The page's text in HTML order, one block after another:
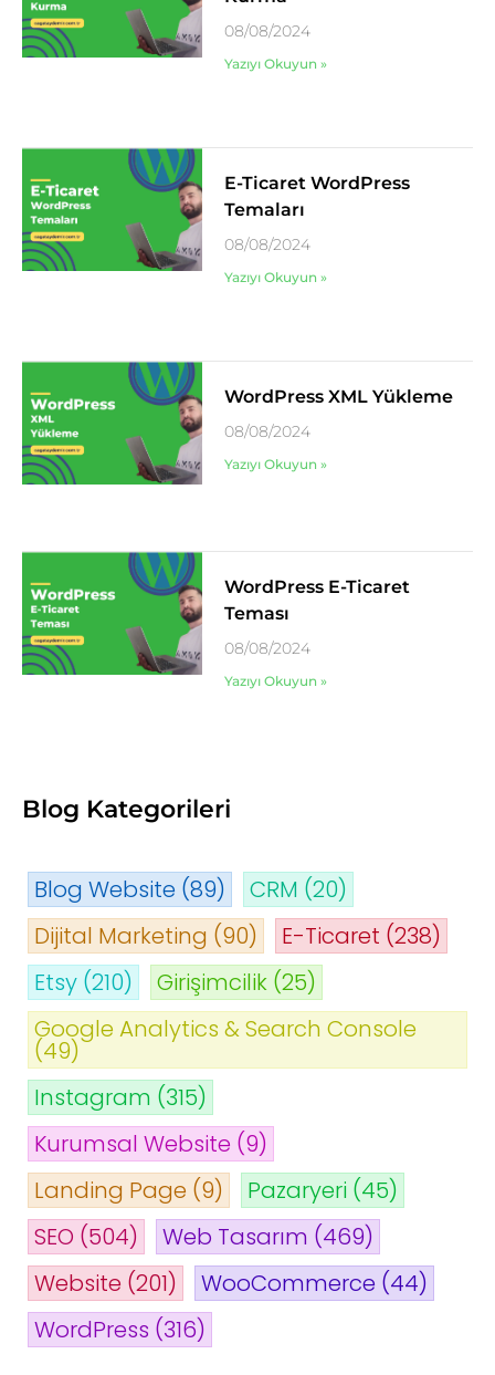
08/08/2024
Yazıyı Okuyun »
E-Ticaret WordPress
Temaları
08/08/2024
Yazıyı Okuyun »
WordPress XML Yükleme
08/08/2024
Yazıyı Okuyun »
WordPress E-Ticaret
Teması
08/08/2024
Yazıyı Okuyun »
Blog Kategorileri
Blog Website (89) CRM (20)
Dijital Marketing (90) E-Ticaret (238)
Etsy (210) Girişimcilik (25)
Google Analytics & Search Console
(49)
Instagram (315)
Kurumsal Website (9)
Landing Page (9) Pazaryeri (45)
SEO (504) Web Tasarım (469)
Website (201) WooCommerce (44)
WordPress (316)